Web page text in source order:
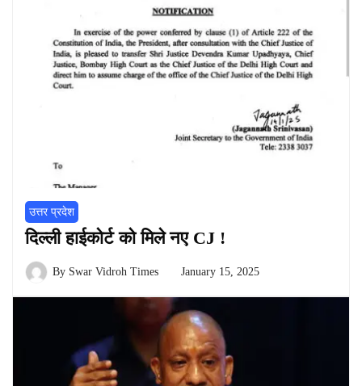
उत्तर प्रदेश
दिल्ली हाईकोर्ट को मिले नए CJ !
By Swar Vidroh Times January 15, 2025